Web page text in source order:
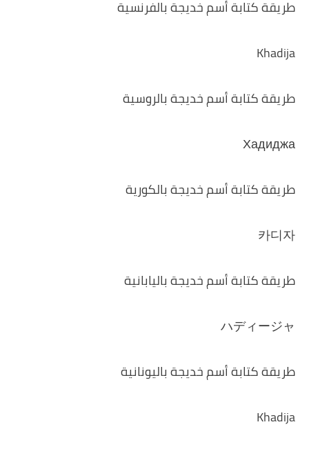
طريقة كتابة أسم خديجة بالفرنسية
Khadija
طريقة كتابة أسم خديجة بالروسية
Хадиджа
طريقة كتابة أسم خديجة بالكورية
카디자
طريقة كتابة أسم خديجة باليابانية
ハディージャ
طريقة كتابة أسم خديجة باليونانية
Khadija